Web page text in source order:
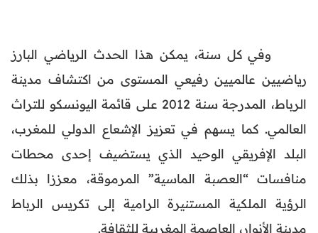
وفي كل سنة، يمكن هذا الحدث الرياضي البارز
رياضيين عالميين رفيعي المستوى من اكتشاف مدينة
الرباط، المدرجة سنة 2012 على قائمة اليونسكو للتراث
العالمي. كما يسهم في تعزيز الإشعاع الدولي للمغرب،
البلد الإفريقي الوحيد الذي يستضيف إحدى محطات
منافسات “العصبة الماسية” المرموقة، معززا بذلك
الرؤية الملكية المستنيرة الرامية إلى تكريس الرباط
مدينة الأنوار، العاصمة المغربية للثقافة.